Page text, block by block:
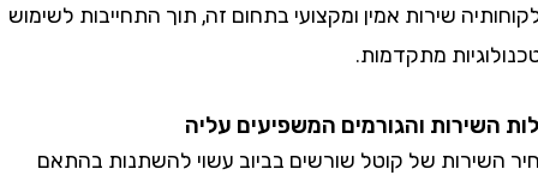
שירות אמין ומקצועי בתחום זה, תוך התחייבות לשימוש
מתקדמות.
והגורמים המשפיעים עליה
של קוטל שורשים בביוב עשוי להשתנות בהתאם